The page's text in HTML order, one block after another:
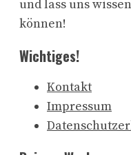
und lass uns
können!
Wichtiges!
Kontakt
Impressum